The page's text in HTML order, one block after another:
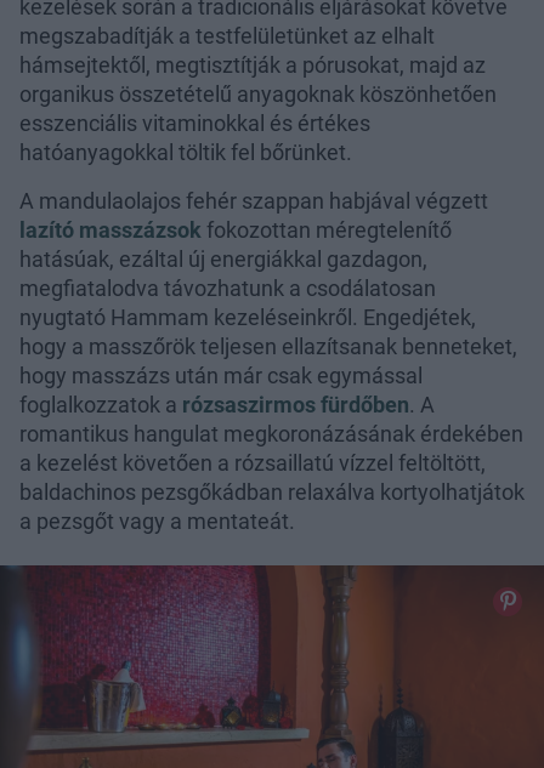
kezelések során a tradicionális eljárásokat követve
megszabadítják a testfelületünket az elhalt
hámsejtektől, megtisztítják a pórusokat, majd az
organikus összetételű anyagoknak köszönhetően
esszenciális vitaminokkal és értékes
hatóanyagokkal töltik fel bőrünket.
A mandulaolajos fehér szappan habjával végzett
lazító masszázsok fokozottan méregtelenítő
hatásúak, ezáltal új energiákkal gazdagon,
megfiatalodva távozhatunk a csodálatosan
nyugtató Hammam kezeléseinkről. Engedjétek,
hogy a masszőrök teljesen ellazítsanak benneteket,
hogy masszázs után már csak egymással
foglalkozzatok a rózsaszirmos fürdőben. A
romantikus hangulat megkoronázásának érdekében
a kezelést követően a rózsaillatú vízzel feltöltött,
baldachinos pezsgőkádban relaxálva kortyolhatjátok
a pezsgőt vagy a mentateát.